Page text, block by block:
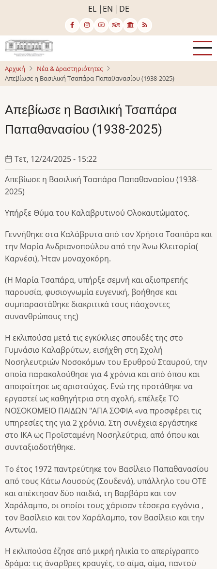
κυρίως
περιεχόμενο
EL EN DE
Αρχική
Νέα & Δραστηριότητες
Απεβίωσε η Βασιλική Τσαπάρα Παπαθανασίου (1938-2025)
Απεβίωσε η Βασιλική Τσαπάρα
Παπαθανασίου (1938-2025)
Τετ, 12/24/2025 - 15:22
Απεβίωσε η Βασιλική Τσαπάρα Παπαθανασίου (1938-
2025)
Υπήρξε Θύμα του Καλαβρυτινού Ολοκαυτώματος.
Γεννήθηκε στα Καλάβρυτα από τον Χρήστο Τσαπάρα και
την Μαρία Ανδριανοπούλου από την Άνω Κλειτορία(
Καρνέσι), Ήταν μοναχοκόρη.
(Η Μαρία Τσαπάρα, υπήρξε σεμνή και αξιοπρεπής
παρουσία, φυσιογνωμία ευγενική, βοήθησε και
συμπαραστάθηκε διακριτικά τους πάσχοντες
συνανθρώπους της)
Η εκλιπούσα μετά τις εγκύκλιες σπουδές της στο
Γυμνάσιο Καλαβρύτων, εισήχθη στη Σχολή
Νοσηλευτριών Νοσοκόμων του Ερυθρού Σταυρού, την
οποία παρακολούθησε για 4 χρόνια και από όπου και
αποφοίτησε ως αριστούχος. Ενώ της προτάθηκε να
εργαστεί ως καθηγήτρια στη σχολή, επέλεξε ΤΟ
ΝΟΣΟΚΟΜΕΙΟ ΠΑΙΔΩΝ "ΑΓΙΑ ΣΟΦΙΑ «να προσφέρει τις
υπηρεσίες της για 2 χρόνια. Στη συνέχεια εργάστηκε
στο ΙΚΑ ως Προϊσταμένη Νοσηλεύτρια, από όπου και
συνταξιοδοτήθηκε.
Το έτος 1972 παντρεύτηκε τον Βασίλειο Παπαθανασίου
από τους Κάτω Λουσούς (Σουδενά), υπάλληλο του ΟΤΕ
και απέκτησαν δύο παιδιά, τη Βαρβάρα και τον
Χαράλαμπο, οι οποίοι τους χάρισαν τέσσερα εγγόνια ,
τον Βασίλειο και τον Χαράλαμπο, τον Βασίλειο και την
Αντωνία.
Η εκλιπούσα έζησε από μικρή ηλικία το απερίγραπτο
δράμα: τις άναρθρες κραυγές, το αίμα, αίμα, παντού